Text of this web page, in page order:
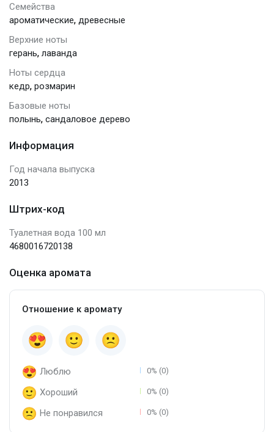
Семейства
ароматические, древесные
Верхние ноты
герань, лаванда
Ноты сердца
кедр, розмарин
Базовые ноты
полынь, сандаловое дерево
Информация
Год начала выпуска
2013
Штрих-код
Туалетная вода 100 мл
4680016720138
Оценка аромата
Отношение к аромату
Люблю 0% (0)
Хороший 0% (0)
Не понравился 0% (0)